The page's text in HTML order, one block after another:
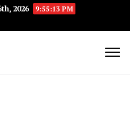
2026 9:55:13 PM